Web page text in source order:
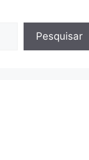
Pesquisar